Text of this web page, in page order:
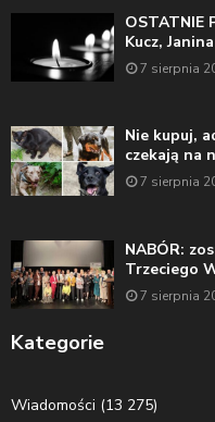
OSTATNIE
Kucz,
7 sierpnia
Nie kupuj,
czekają na
7 sierpnia
NABÓR:
Trzeciego
7 sierpnia
Kategorie
Wiadomości (13 275)